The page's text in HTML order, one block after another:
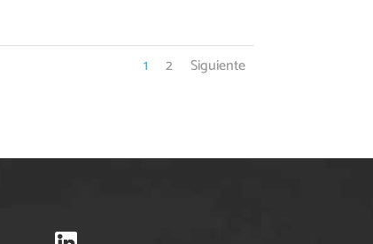
1 2 Siguiente